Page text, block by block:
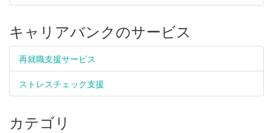
キャリアバンクのサービス
再就職支援サービス
ストレスチェック支援
カテゴリ